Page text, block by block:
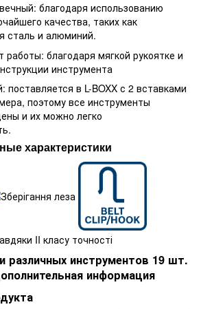
благодаря использованию
качества, таких как
сталь и алюминий.
благодаря мягкой рукоятке и
инструмента
поставляется в L-BOXX с 2 вставками
поэтому все инструменты
и их можно легко
характеристики
различных инструментов 19 шт.
информация